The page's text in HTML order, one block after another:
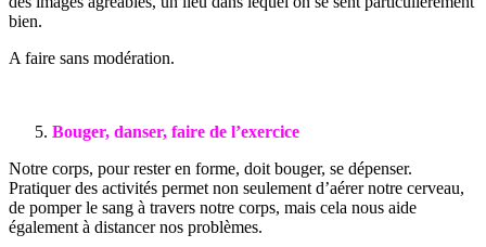
bien.
A faire sans modération.
Bouger, danser, faire de l’exercice
Notre corps, pour rester en forme, doit bouger, se dépenser.
Pratiquer des activités permet non seulement d’aérer notre cerveau,
de pomper le sang à travers notre corps, mais cela nous aide
également à distancer nos problèmes.